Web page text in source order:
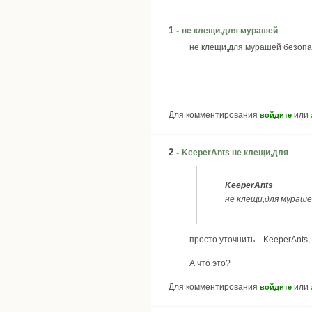
1 - не клещи,для мурашей
не клещи,для мурашей
Для комментирования войдите или
2 - KeeperAnts не клещи,для
KeeperAnts
не клещи,для
просто уточнить...
А что это?
Для комментирования войдите или